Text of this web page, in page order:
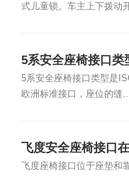
式儿童锁。车主上下拨动
5系安全座椅接口类
5系安全座椅接口类型是
欧洲标准接口，座位的缝...
飞度安全座椅接口
飞度座椅接口位于座垫和